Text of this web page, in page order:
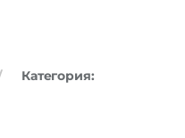
Категория: